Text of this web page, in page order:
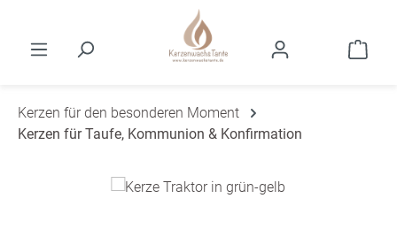
Kerzen für den besonderen Moment
Kerzen für Taufe, Kommunion & Konfirmation
Bildergalerie überspringen